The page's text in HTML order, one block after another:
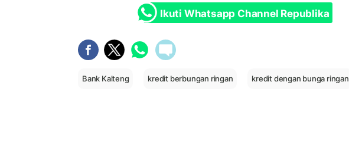
Ikuti Whatsapp Channel Republika
Bank Kalteng kredit berbungan ringan kredit dengan bunga ringan